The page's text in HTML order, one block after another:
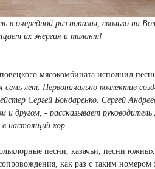
в очередной раз показал, сколько на
их энергия и талант!
мясокомбината исполнил
лет. Первоначально коллектив
Сергей Бондаренко. Сергей
и другом, - рассказывает
в настоящий хор.
песни, казачьи, песни
как раз с таким